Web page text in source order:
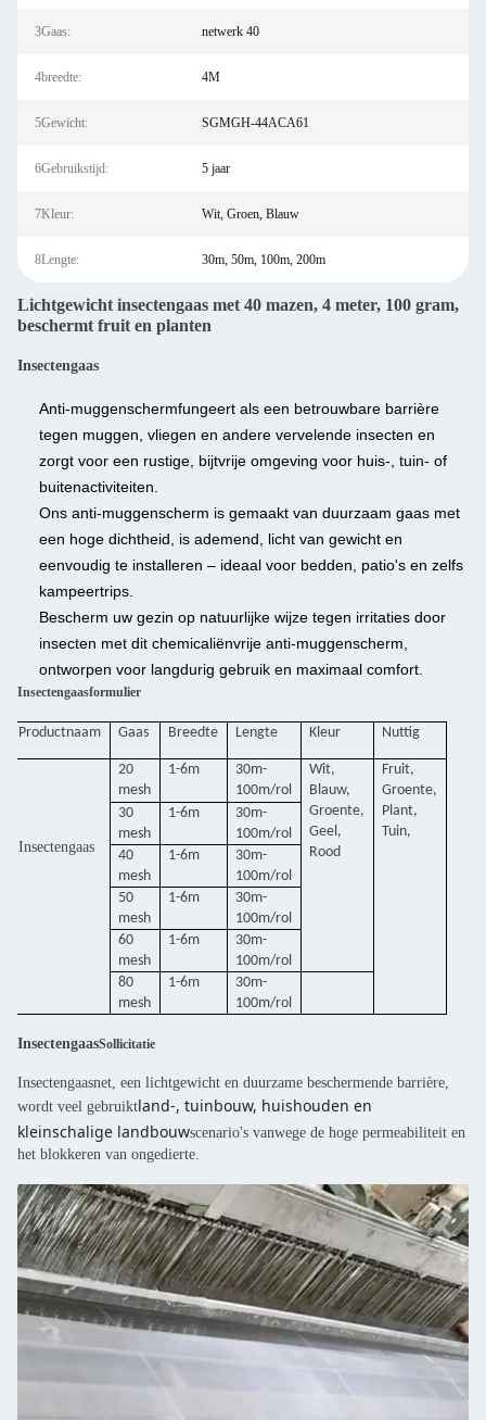
3Gaas: netwerk 40
4breedte: 4M
5Gewicht: SGMGH-44ACA61
6Gebruikstijd: 5 jaar
7Kleur: Wit, Groen, Blauw
8Lengte: 30m, 50m, 100m, 200m
Lichtgewicht insectengaas met 40 mazen, 4 meter, 100 gram,
beschermt fruit en planten
Insectengaas
Anti-muggenschermfungeert als een betrouwbare barrière
tegen muggen, vliegen en andere vervelende insecten en
zorgt voor een rustige, bijtvrije omgeving voor huis-, tuin- of
buitenactiviteiten.
Ons anti-muggenscherm is gemaakt van duurzaam gaas met
een hoge dichtheid, is ademend, licht van gewicht en
eenvoudig te installeren – ideaal voor bedden, patio's en zelfs
kampeertrips.
Bescherm uw gezin op natuurlijke wijze tegen irritaties door
insecten met dit chemicaliënvrije anti-muggenscherm,
ontworpen voor langdurig gebruik en maximaal comfort.
Insectengaasformulier
Productnaam Gaas Breedte Lengte Kleur Nuttig
Insectengaas
20
mesh
1-6m
30m-
100m/rol
Wit,
Blauw,
Groente,
Geel,
Rood
Fruit,
Groente,
Plant,
Tuin,
30
mesh
1-6m
30m-
100m/rol
40
mesh
1-6m
30m-
100m/rol
50
mesh
1-6m
30m-
100m/rol
60
mesh
1-6m
30m-
100m/rol
80
mesh
1-6m
30m-
100m/rol
InsectengaasSollicitatie
Insectengaasnet, een lichtgewicht en duurzame beschermende barrière,
wordt veel gebruiktland-, tuinbouw, huishouden en
kleinschalige landbouwscenario's vanwege de hoge permeabiliteit en
het blokkeren van ongedierte.